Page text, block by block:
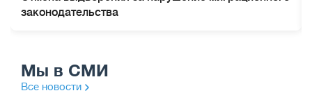
законодательства
Мы в СМИ
Все новости